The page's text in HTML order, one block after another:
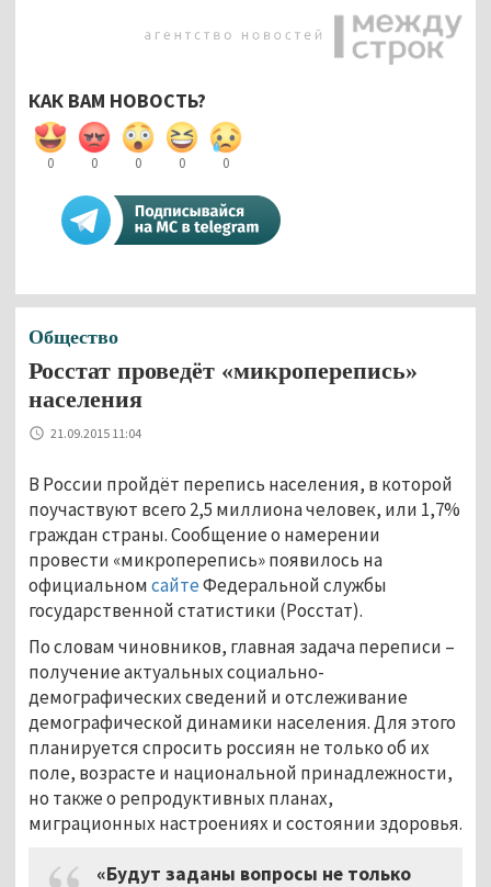
КАК ВАМ НОВОСТЬ?
0 0 0 0 0
Общество
Росстат проведёт «микроперепись»
населения
21.09.2015 11:04
В России пройдёт перепись населения, в которой
поучаствуют всего 2,5 миллиона человек, или 1,7%
граждан страны. Сообщение о намерении
провести «микроперепись» появилось на
официальномсайтеФедеральной службы
государственной статистики (Росстат).
По словам чиновников, главная задача переписи –
получение актуальных социально-
демографических сведений и отслеживание
демографической динамики населения. Для этого
планируется спросить россиян не только об их
поле, возрасте и национальной принадлежности,
но также о репродуктивных планах,
миграционных настроениях и состоянии здоровья.
«Будут заданы вопросы не только